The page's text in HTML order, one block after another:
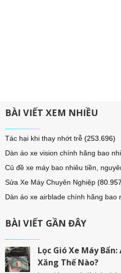
BÀI VIẾT XEM NHIỀU
Tác hại khi thay nhớt trễ (253.696)
Dàn áo xe vision chính hãng bao
Củ đề xe máy bao nhiêu tiền,
Sửa Xe Máy Chuyên Nghiệp
Dàn áo xe airblade chính hãng bao
BÀI VIẾT GẦN ĐÂY
Lọc Gió Xe Máy
Xăng Thế Nào?